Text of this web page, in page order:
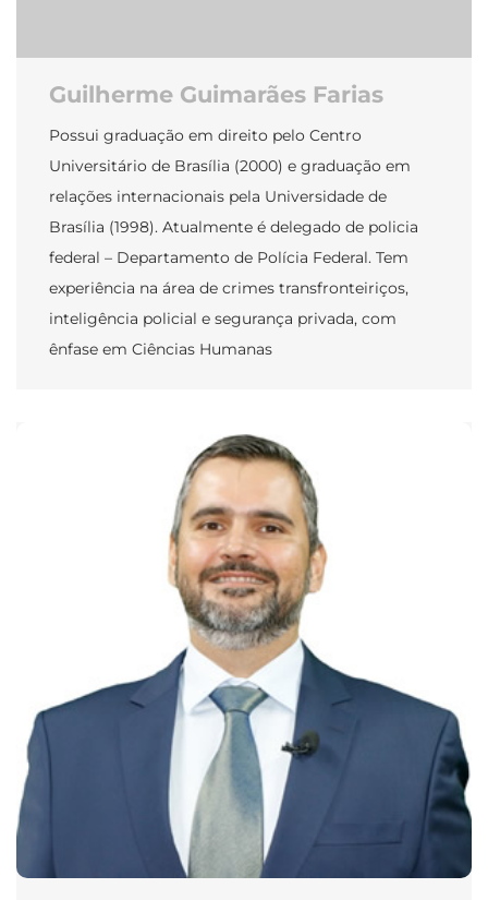
Guilherme Guimarães Farias
Possui graduação em direito pelo Centro
Universitário de Brasília (2000) e graduação em
relações internacionais pela Universidade de
Brasília (1998). Atualmente é delegado de policia
federal – Departamento de Polícia Federal. Tem
experiência na área de crimes transfronteiriços,
inteligência policial e segurança privada, com
ênfase em Ciências Humanas